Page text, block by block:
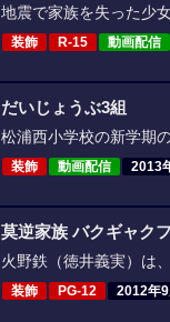
地震で家族を失った少
装飾 R-15 動画配信
だいじょうぶ3組
松浦西小学校の新学期
装飾 動画配信 2013
莫逆家族 バクギャク
火野鉄（徳井義実）は
装飾 PG-12 2012年